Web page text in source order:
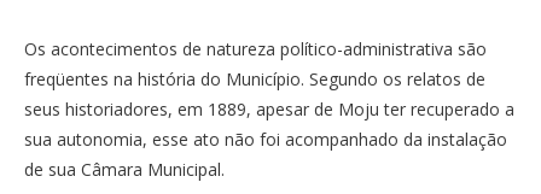
Os acontecimentos de natureza político-administrativa são
freqüentes na história do Município. Segundo os relatos de
seus historiadores, em 1889, apesar de Moju ter recuperado a
sua autonomia, esse ato não foi acompanhado da instalação
de sua Câmara Municipal.